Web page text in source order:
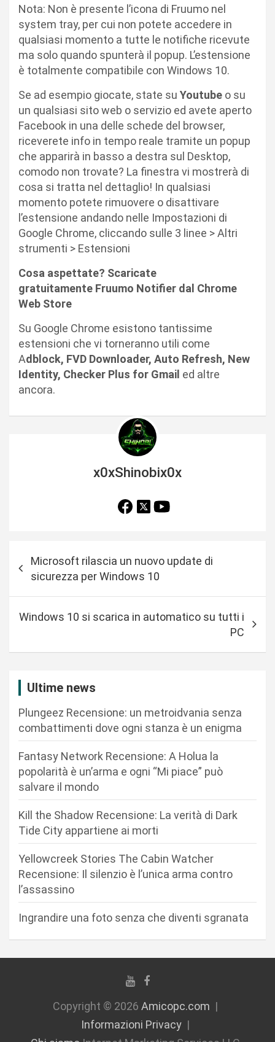
Nota: Non è presente l’icona di Fruumo nel
system tray, per cui non potete accedere in
qualsiasi momento a tutte le notifiche ricevute
ma solo quando spunterà il popup. L’estensione
è totalmente compatibile con Windows 10.
Se ad esempio giocate, state su Youtube o su
un qualsiasi sito web o servizio ed avete aperto
Facebook in una delle schede del browser,
riceverete info in tempo reale tramite un popup
che apparirà in basso a destra sul Desktop,
comodo non trovate? La finestra vi mostrerà di
cosa si tratta nel dettaglio! In qualsiasi
momento potete rimuovere o disattivare
l’estensione andando nelle Impostazioni di
Google Chrome, cliccando sulle 3 linee > Altri
strumenti > Estensioni
Cosa aspettate? Scaricate
gratuitamente Fruumo Notifier dal Chrome
Web Store
Su Google Chrome esistono tantissime
estensioni che vi torneranno utili come
Adblock, FVD Downloader, Auto Refresh, New
Identity, Checker Plus for Gmail ed altre
ancora.
x0xShinobix0x
a
Microsoft rilascia un nuovo update di
sicurezza per Windows 10
Windows 10 si scarica in automatico su tutti i
PC
Ultime news
Plungeez Recensione: un metroidvania senza
combattimenti dove ogni stanza è un enigma
Fantasy Network Recensione: A Holua la
popolarità è un’arma e ogni “Mi piace” può
salvare il mondo
Kill the Shadow Recensione: La verità di Dark
Tide City appartiene ai morti
Yellowcreek Stories The Cabin Watcher
Recensione: Il silenzio è l’unica arma contro
l’assassino
Ingrandire una foto senza che diventi sgranata
Copyright © 2026 Amicopc.com
Informazioni Privacy